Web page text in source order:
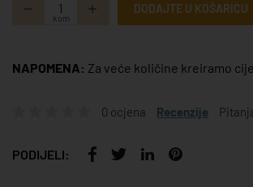
kom
DODAJTE U KOŠARICU
NAPOMENA: Za veće količine kreiramo
0 ocjena Recenzije
PODIJELI: